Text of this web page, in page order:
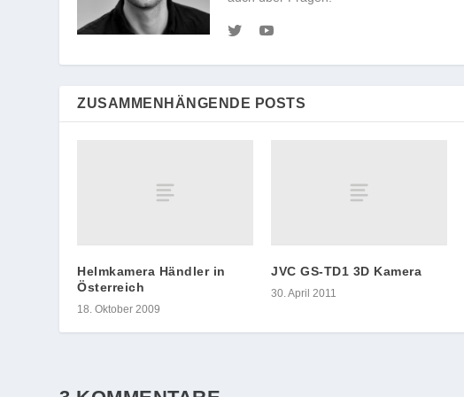
ZUSAMMENHÄNGENDE POSTS
Helmkamera Händler in
Österreich
18. Oktober 2009
JVC GS-TD1 3D Kamera
30. April 2011